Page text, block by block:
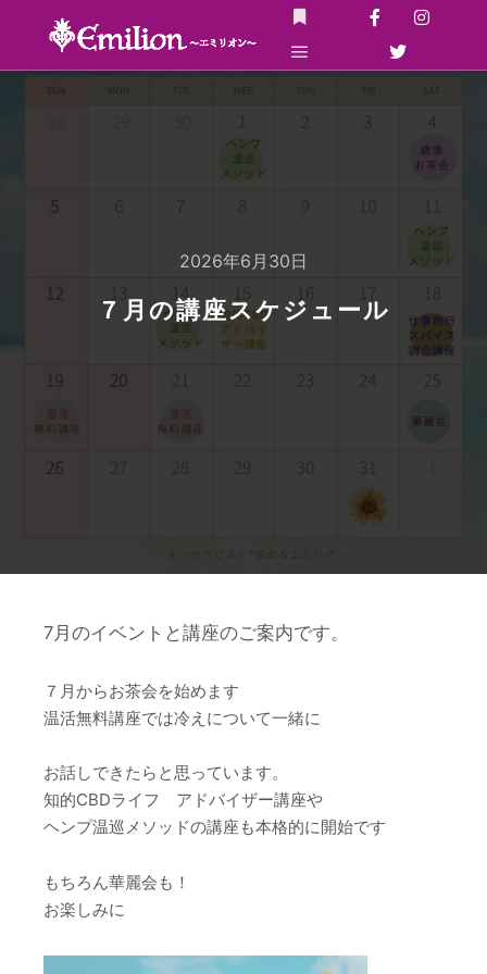
詳細
2026年6月30日
７月の講座スケジュール
7月のイベントと講座のご案内です。
７月からお茶会を始めます
温活無料講座では冷えについて一緒に
お話しできたらと思っています。
知的CBDライフ アドバイザー講座や
ヘンプ温巡メソッドの講座も本格的に開始です
もちろん華麗会も！
お楽しみに